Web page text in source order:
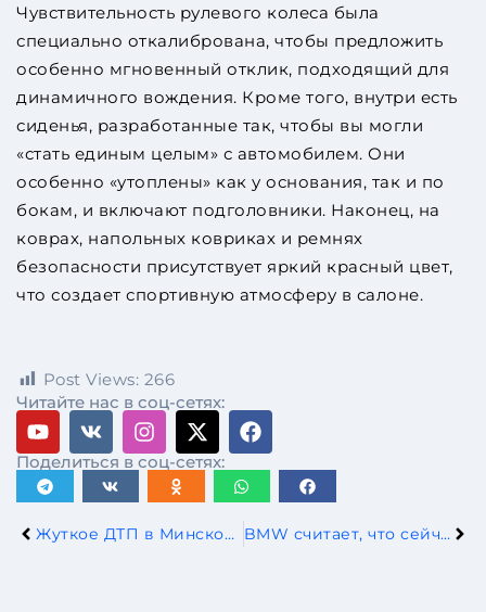
Чувствительность рулевого колеса была
специально откалибрована, чтобы предложить
особенно мгновенный отклик, подходящий для
динамичного вождения. Кроме того, внутри есть
сиденья, разработанные так, чтобы вы могли
«стать единым целым» с автомобилем. Они
особенно «утоплены» как у основания, так и по
бокам, и включают подголовники. Наконец, на
коврах, напольных ковриках и ремнях
безопасности присутствует яркий красный цвет,
что создает спортивную атмосферу в салоне.
Post Views: 266
Читайте нас в соц-сетях:
Поделиться в соц-сетях:
Жуткое ДТП в Минской области BMW считает, что сейчас самое время перейти на водород